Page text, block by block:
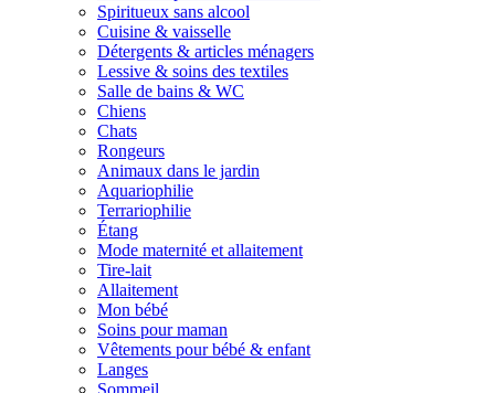
Spiritueux sans alcool
Cuisine & vaisselle
Détergents & articles ménagers
Lessive & soins des textiles
Salle de bains & WC
Chiens
Chats
Rongeurs
Animaux dans le jardin
Aquariophilie
Terrariophilie
Étang
Mode maternité et allaitement
Tire-lait
Allaitement
Mon bébé
Soins pour maman
Vêtements pour bébé & enfant
Langes
Sommeil